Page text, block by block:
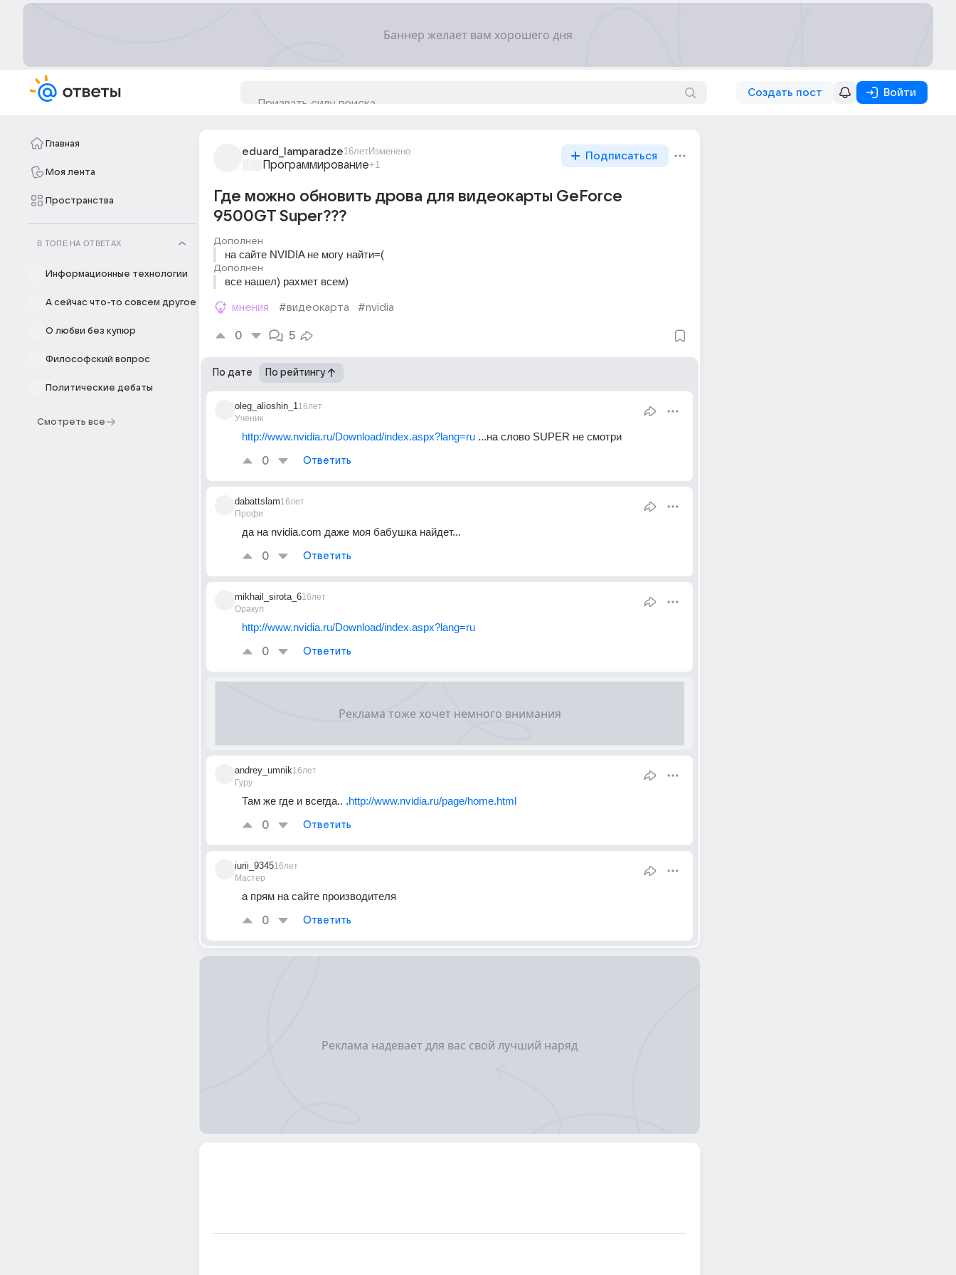
Создать пост Войти
Главная
Моя лента
Пространства
В ТОПЕ НА ОТВЕТАХ
Информационные технологии
А сейчас что-то совсем другое
О любви без купюр
Философский вопрос
Политические дебаты
Смотреть все
eduard_lamparadze16летИзменено
Программирование+1
Подписаться
Где можно обновить дрова для видеокарты GeForce
9500GT Super???
Дополнен
на сайте NVIDIA не могу найти=(
Дополнен
все нашел) рахмет всем)
мнения #видеокарта #nvidia
0 5
По дате По рейтингу
oleg_alioshin_1
Ученик
16лет
http://www.nvidia.ru/Download/index.aspx?lang=ru ...на слово SUPER не смотри
0 Ответить
dabattslam
Профи
16лет
да на nvidia.com даже моя бабушка найдет...
0 Ответить
mikhail_sirota_6
Оракул
16лет
http://www.nvidia.ru/Download/index.aspx?lang=ru
0 Ответить
andrey_umnik
Гуру
16лет
Там же где и всегда.. .http://www.nvidia.ru/page/home.html
0 Ответить
iurii_9345
Мастер
16лет
а прям на сайте производителя
0 Ответить